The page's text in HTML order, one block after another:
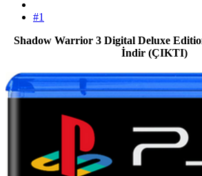
#1
Shadow Warrior 3 Digital Deluxe
İndir (ÇIKTI)